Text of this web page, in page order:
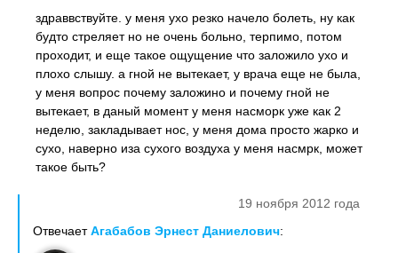
здраввствуйте. у меня ухо резко начело болеть, ну как
будто стреляет но не очень больно, терпимо, потом
проходит, и еще такое ощущение что заложило ухо и
плохо слышу. а гной не вытекает, у врача еще не была,
у меня вопрос почему заложино и почему гной не
вытекает, в даный момент у меня насморк уже как 2
неделю, закладывает нос, у меня дома просто жарко и
сухо, наверно иза сухого воздуха у меня насмрк, может
такое быть?
19 ноября 2012 года
ОтвечаетАгабабов Эрнест Даниелович: